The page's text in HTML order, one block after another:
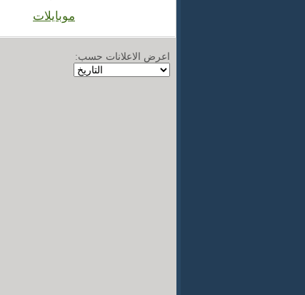
موبايلات
اعرض الاعلانات حسب: